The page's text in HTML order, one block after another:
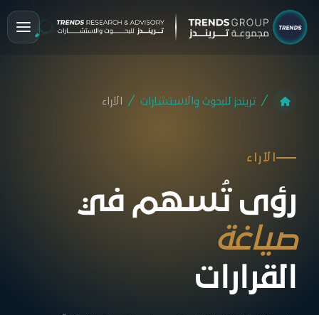
تريندز للبحوث والاستشارات الآراء
الآراء
رؤى تُسهم في
صياغة
القرارات